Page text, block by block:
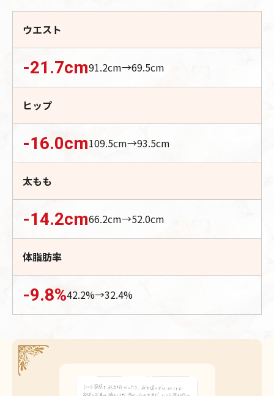
ウエスト
-21.7cm91.2cm→69.5cm
ヒップ
-16.0cm109.5cm→93.5cm
太もも
-14.2cm66.2cm→52.0cm
体脂肪率
-9.8%42.2%→32.4%